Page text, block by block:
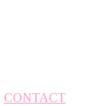
CONTACT